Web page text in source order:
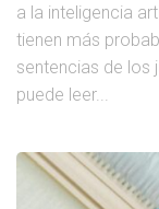
a la inteligencia
tienen más
sentencias de los
puede leer...